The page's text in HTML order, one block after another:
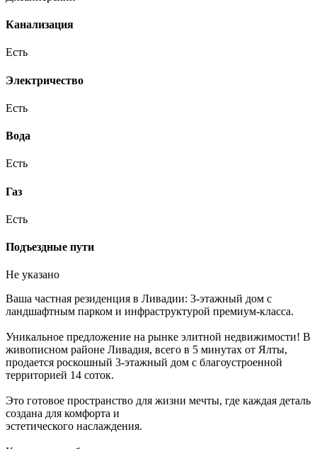
Канализация
Есть
Электричество
Есть
Вода
Есть
Газ
Есть
Подъездные пути
Не указано
Ваша частная резиденция в Ливадии: 3-этажный дом с
ландшафтным парком и инфраструктурой премиум-класса.
Уникальное предложение на рынке элитной недвижимости! В
живописном районе Ливадия, всего в 5 минутах от Ялты,
продается роскошный 3-этажный дом с благоустроенной
территорией 14 соток.
Это готовое пространство для жизни мечты, где каждая деталь
создана для комфорта и
эстетического наслаждения.